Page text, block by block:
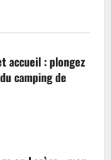
accueil : plongez
camping de